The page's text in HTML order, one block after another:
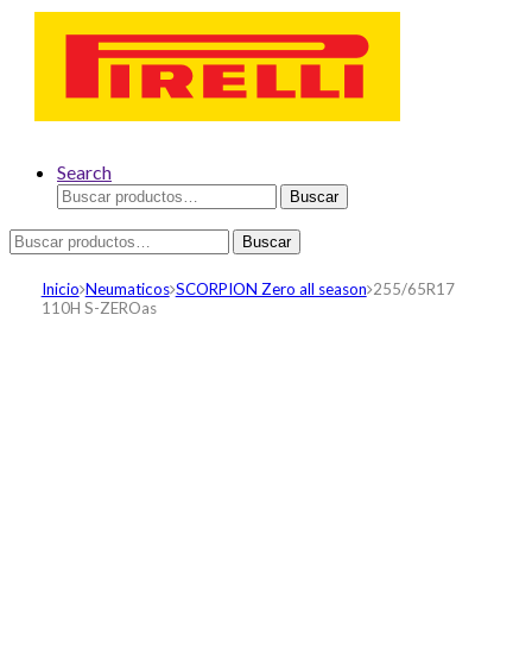
Search
Buscar
por:
Buscar
Buscar
por:
Buscar
Inicio Neumaticos SCORPION Zero all season 255/65R17
110H S-ZEROas